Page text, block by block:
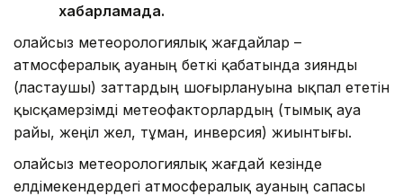
хабарламада.
Қолайсыз метеорологиялық жағдайлар –
атмосфералық ауаның беткі қабатында зиянды
(ластаушы) заттардың шоғырлануына ықпал ететін
қысқамерзімді метеофакторлардың (тымық ауа
райы, жеңіл жел, тұман, инверсия) жиынтығы.
Қолайсыз метеорологиялық жағдай кезінде
елдімекендердегі атмосфералық ауаның сапасы